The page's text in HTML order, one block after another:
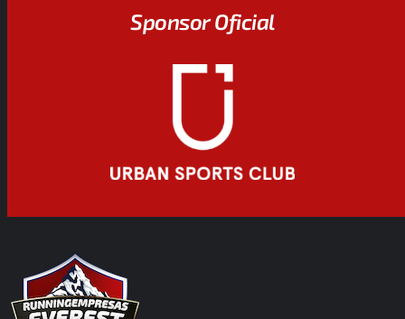
Sponsor Oficial